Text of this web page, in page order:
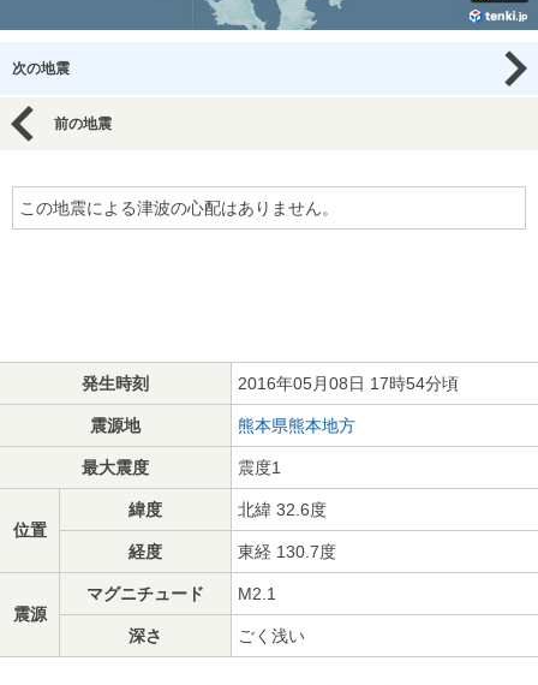
次の地震
前の地震
この地震による津波の心配はありません。
発生時刻 2016年05月08日 17時54分頃
震源地 熊本県熊本地方
最大震度 震度1
位置
緯度 北緯 32.6度
経度 東経 130.7度
震源
マグニチュード M2.1
深さ ごく浅い